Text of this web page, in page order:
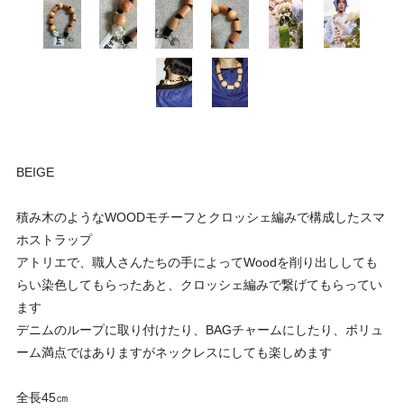
BEIGE
積み木のようなWOODモチーフとクロッシェ編みで構成したスマ
ホストラップ
アトリエで、職人さんたちの手によってWoodを削り出ししても
らい染色してもらったあと、クロッシェ編みで繋げてもらってい
ます
デニムのループに取り付けたり、BAGチャームにしたり、ボリュ
ーム満点ではありますがネックレスにしても楽しめます
全長45㎝